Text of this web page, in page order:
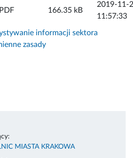
ZAŁĄCZNIK
PDF 166.35 kB
2019-11-
11:57:33
informacji sektora
zasady
MIASTA KRAKOWA